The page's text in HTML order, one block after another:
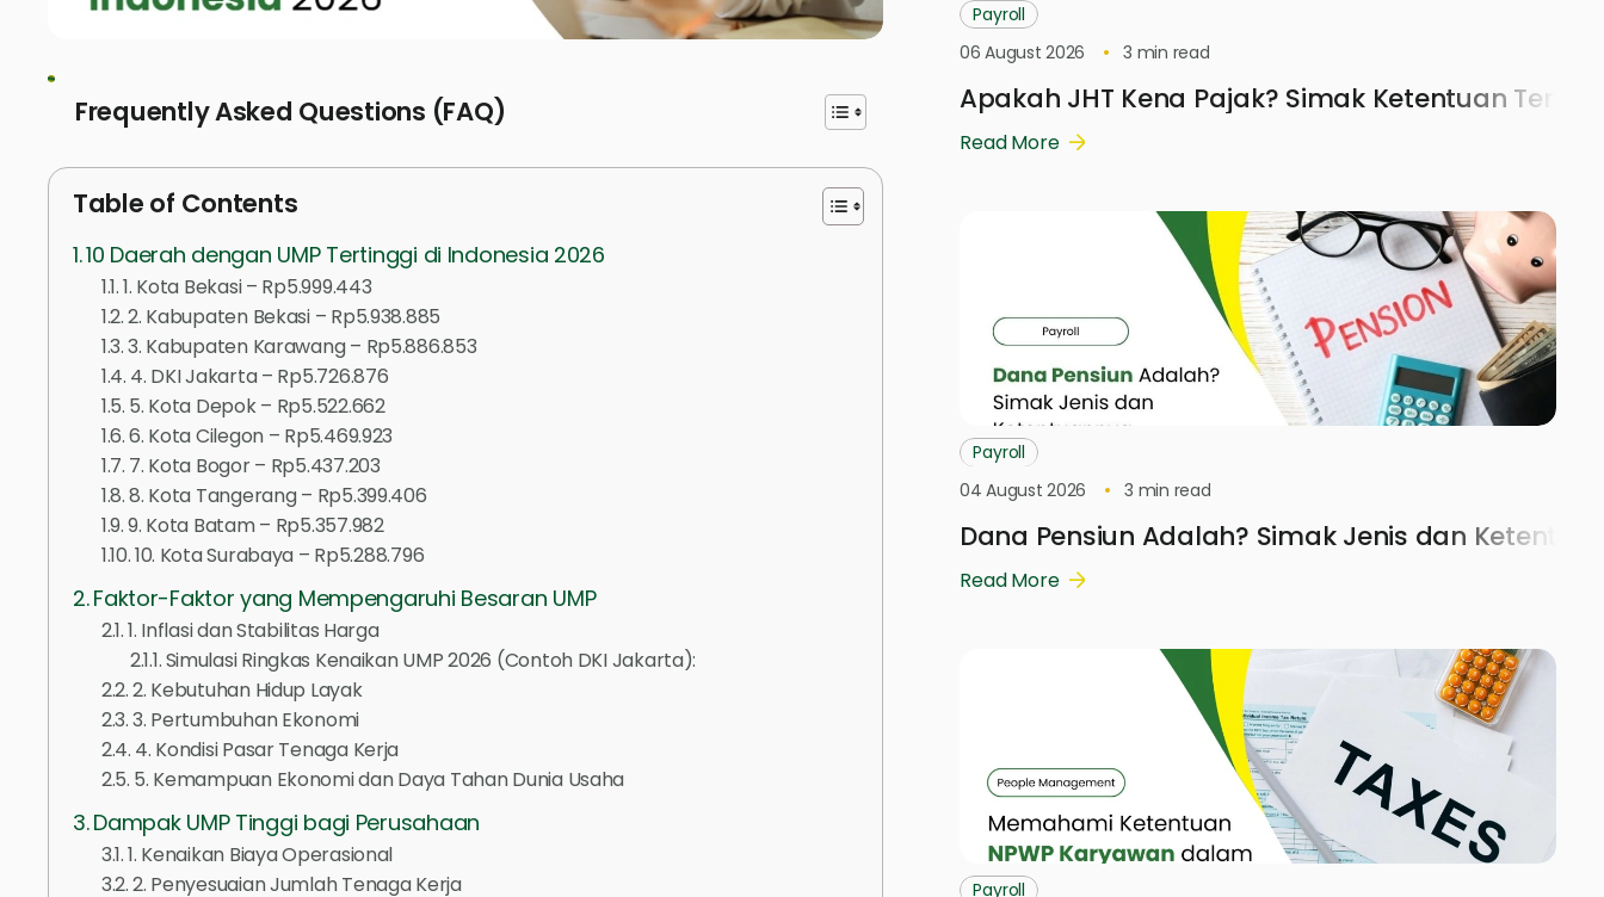
Frequently Asked Questions (FAQ)
Table of Contents
10 Daerah dengan UMP Tertinggi di Indonesia 2026
1. Kota Bekasi – Rp5.999.443
2. Kabupaten Bekasi – Rp5.938.885
3. Kabupaten Karawang – Rp5.886.853
4. DKI Jakarta – Rp5.726.876
5. Kota Depok – Rp5.522.662
6. Kota Cilegon – Rp5.469.923
7. Kota Bogor – Rp5.437.203
8. Kota Tangerang – Rp5.399.406
9. Kota Batam – Rp5.357.982
10. Kota Surabaya – Rp5.288.796
Faktor-Faktor yang Mempengaruhi Besaran UMP
1. Inflasi dan Stabilitas Harga
Simulasi Ringkas Kenaikan UMP 2026 (Contoh DKI Jakarta):
2. Kebutuhan Hidup Layak
3. Pertumbuhan Ekonomi
4. Kondisi Pasar Tenaga Kerja
5. Kemampuan Ekonomi dan Daya Tahan Dunia Usaha
Dampak UMP Tinggi bagi Perusahaan
1. Kenaikan Biaya Operasional
2. Penyesuaian Jumlah Tenaga Kerja
Payroll
06 August 2026
3 min read
Apakah JHT Kena Pajak? Simak Ketentuan
Read More
Payroll
04 August 2026
3 min read
Dana Pensiun Adalah? Simak Jenis dan
Read More
Payroll